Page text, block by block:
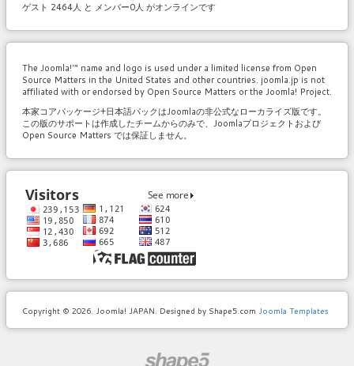
ゲスト 2464人 と メンバー0人 がオンラインです
The Joomla!™ name and logo is used under a limited license from Open
Source Matters in the United States and other countries. joomla.jp is not
affiliated with or endorsed by Open Source Matters or the Joomla! Project.
本家コアパッケージ+日本語パックはJoomlaの非公式なローカライズ版です。
この版のサポートは作成したチームからのみで、Joomlaプロジェクトおよび
Open Source Matters では保証しません。
Copyright © 2026. Joomla! JAPAN. Designed by Shape5.com Joomla Templates